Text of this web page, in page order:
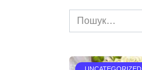
Search
for: